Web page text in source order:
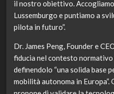
il nostro obiettivo.
Lussemburgo e puntiamo a
pilota in futuro”.
Dr. James Peng, Founder e
fiducia nel contesto normativo
definendolo “una solida base
mobilità autonoma in Europa”.